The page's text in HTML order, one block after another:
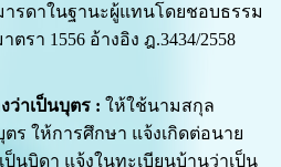
รดาในฐานะผู้แทนโดยชอบธรรม
รา 1556 อ้างอิง ฎ.3434/2558
าเป็นบุตร : ให้ใช้นามสกุล
ร ให้การศึกษา แจ้งเกิดต่อนาย
นบิดา แจ้งในทะเบียนบ้านว่าเป็น